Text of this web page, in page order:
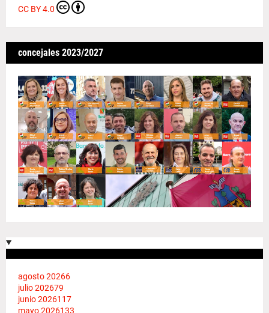
CC BY 4.0
concejales 2023/2027
agosto 20266
julio 202679
junio 2026117
mayo 2026133